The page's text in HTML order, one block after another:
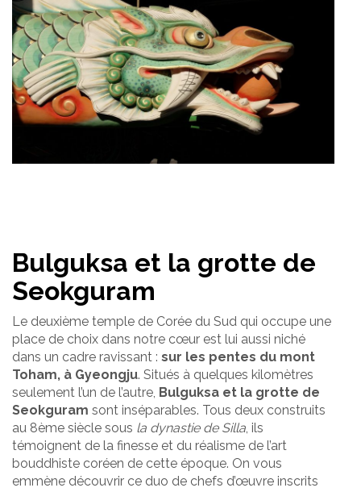
Bulguksa et la grotte de
Seokguram
Le deuxième temple de Corée du Sud qui occupe une
place de choix dans notre cœur est lui aussi niché
dans un cadre ravissant : sur les pentes du mont
Toham, à Gyeongju. Situés à quelques kilomètres
seulement l’un de l’autre, Bulguksa et la grotte de
Seokguram sont inséparables. Tous deux construits
au 8ème siècle sous la dynastie de Silla , ils
témoignent de la finesse et du réalisme de l’art
bouddhiste coréen de cette époque. On vous
emmène découvrir ce duo de chefs d’œuvre inscrits